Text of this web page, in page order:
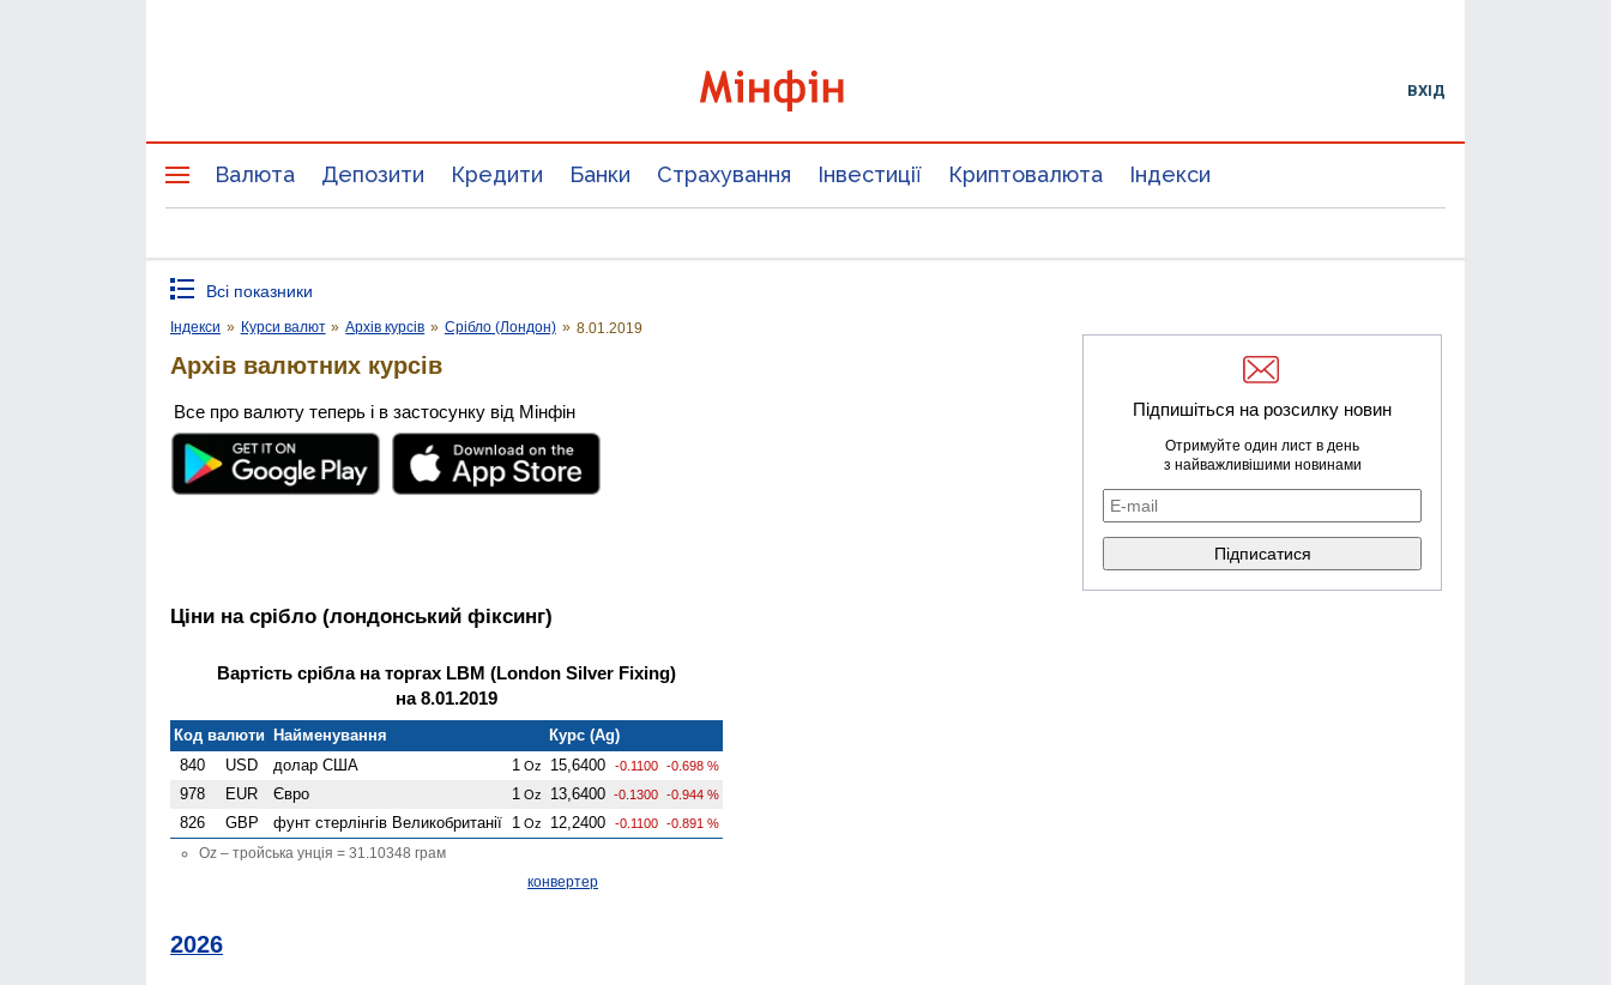
ВХІД
Валюта Депозити Кредити Банки Страхування Інвестиції Криптовалюта Індекси
Всі показники
Індекси » Курси валют » Архів курсів » Срібло (Лондон) » 8.01.2019
Архів валютних курсів
Все про валюту теперь і в застосунку від Мінфін
Ціни на срібло (лондонський фіксинг)
Вартість срібла на торгах LBM (London Silver Fixing)
на 8.01.2019
Код валюти Найменування
Курс (Ag)
840
USD долар США 1 Oz 15,6400 -0.1100 -0.698 %
978 EUR Євро 1 Oz 13,6400 -0.1300 -0.944 %
826 GBP фунт стерлінгів Велико­британії 1 Oz 12,2400 -0.1100 -0.891 %
Oz – тройська унція = 31.10348 грам
конвертер
2026
Підпишіться на розсилку новин
Отримуйте один лист в день
з найважливішими новинами